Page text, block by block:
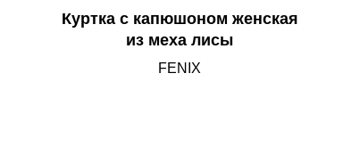
Куртка с капюшоном женская
из меха лисы
FENIX